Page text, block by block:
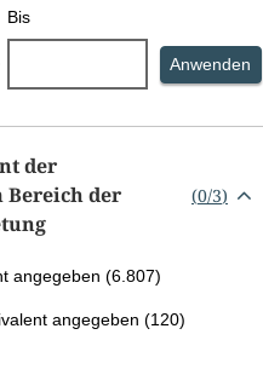
Bis
Anwenden
der
Bereich der
(0/3)
angegeben (6.807)
angegeben (120)